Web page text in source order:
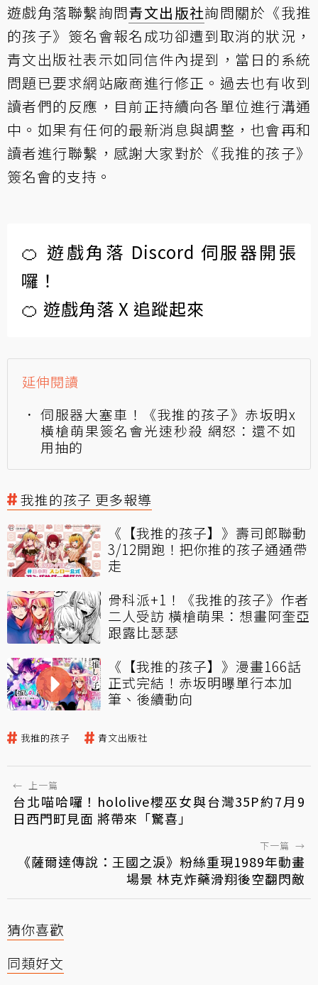
遊戲角落聯繫詢問青文出版社詢問關於《我推
的孩子》簽名會報名成功卻遭到取消的狀況，
青文出版社表示如同信件內提到，當日的系統
問題已要求網站廠商進行修正。過去也有收到
讀者們的反應，目前正持續向各單位進行溝通
中。如果有任何的最新消息與調整，也會再和
讀者進行聯繫，感謝大家對於《我推的孩子》
簽名會的支持。
🍊 遊戲角落 Discord 伺服器開張
囉！
🍊 遊戲角落 X 追蹤起來
延伸閱讀
伺服器大塞車！《我推的孩子》赤坂明x
橫槍萌果簽名會光速秒殺 網怒：還不如
用抽的
我推的孩子 更多報導
《【我推的孩子】》壽司郎聯動
3/12開跑！把你推的孩子通通帶
走
骨科派+1！《我推的孩子》作者
二人受訪 橫槍萌果：想畫阿奎亞
跟露比瑟瑟
《【我推的孩子】》漫畫166話
正式完結！赤坂明曝單行本加
筆、後續動向
我推的孩子 青文出版社
← 上一篇
台北喵哈囉！hololive櫻巫女與台灣35P約7月9
日西門町見面 將帶來「驚喜」
下一篇 →
《薩爾達傳說：王國之淚》粉絲重現1989年動畫
場景 林克炸藥滑翔後空翻閃敵
猜你喜歡
同類好文